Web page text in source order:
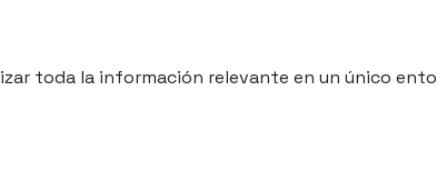
toda la información relevante en un único